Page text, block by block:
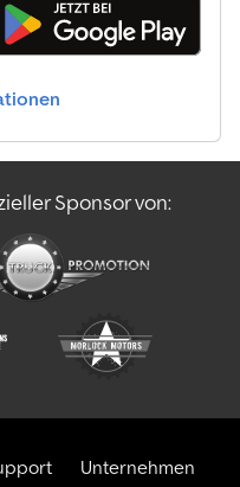
Sponsor von:
Unternehmen